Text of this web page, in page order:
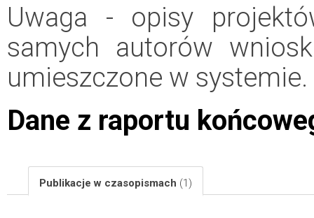
Uwaga - opisy
samych autorów
umieszczone w systemie.
Dane z raportu
Publikacje w czasopismach (1)